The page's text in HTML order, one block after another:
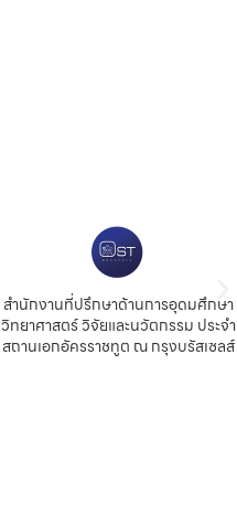
สำนักงานที่ปรึกษาด้านการอุดมศึกษา
วิทยาศาสตร์ วิจัยและนวัตกรรม ประจำ
สถานเอกอัครราชทูต ณ กรุงบรัสเซลส์